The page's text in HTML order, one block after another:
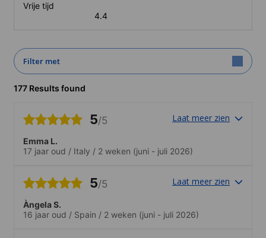
Vrije tijd
4.4
Filter met
177 Results found
5/5 Laat meer zien
Emma L.
17 jaar oud / Italy / 2 weken (juni - juli 2026)
5/5 Laat meer zien
Àngela S.
16 jaar oud / Spain / 2 weken (juni - juli 2026)